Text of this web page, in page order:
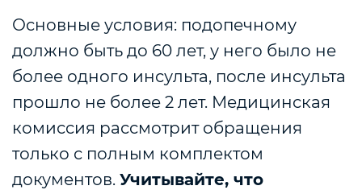
Основные условия: подопечному
должно быть до 60 лет, у него было не
более одного инсульта, после инсульта
прошло не более 2 лет. Медицинская
комиссия рассмотрит обращения
только с полным комплектом
документов. Учитывайте, что